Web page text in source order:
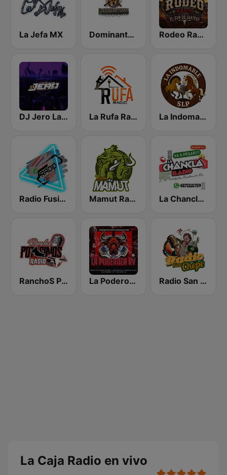
La Jefa MX Dominante Radio Rodeo Radio
DJ Jero La Radio La Rufa Radio La Indomable SLP
Radio Fusión Mamut Radio La Chancla Radio
RanchoS PotosinoS Radio La Poderoza RV Radio San Chepe
La Caja Radio en vivo